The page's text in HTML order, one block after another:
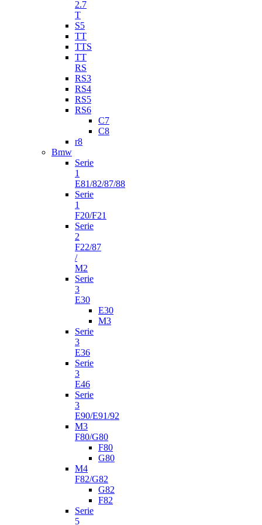
2.7
T
S5
TT
TTS
TT
RS
RS3
RS4
RS5
RS6
C7
C8
r8
Bmw
Serie
1
E81/82/87/88
Serie
1
F20/F21
Serie
2
F22/87
/
M2
Serie
3
E30
E30
M3
Serie
3
E36
Serie
3
E46
Serie
3
E90/E91/92
M3
F80/G80
F80
G80
M4
F82/G82
G82
F82
Serie
5